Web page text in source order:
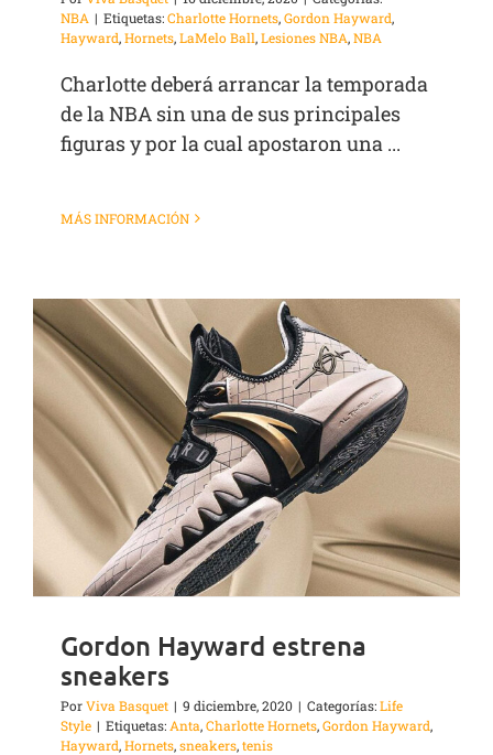
NBA | Etiquetas:Charlotte Hornets,Gordon Hayward,
Hayward,Hornets,LaMelo Ball,Lesiones NBA,NBA
Charlotte deberá arrancar la temporada
de la NBA sin una de sus principales
figuras y por la cual apostaron una ...
MÁS INFORMACIÓN
Gordon Hayward estrena
sneakers
PorViva Basquet | 9 diciembre, 2020 | Categorías:Life
Style | Etiquetas: Anta,Charlotte Hornets,Gordon Hayward,
Hayward,Hornets,sneakers,tenis